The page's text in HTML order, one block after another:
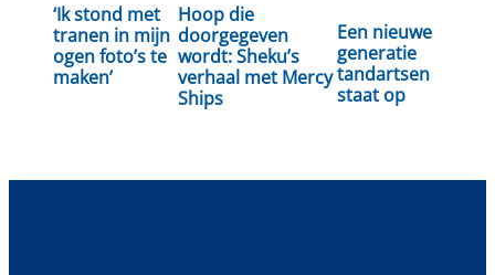
‘Ik stond met
tranen in mijn
ogen foto’s te
maken’
Lees verder
Hoop die
doorgegeven
wordt: Sheku’s
verhaal met Mercy
Ships
Lees verder
Een nieuwe
generatie
tandartsen
staat op
verder